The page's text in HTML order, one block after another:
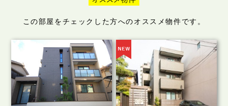
この部屋をチェックした方へのオススメ物件です。